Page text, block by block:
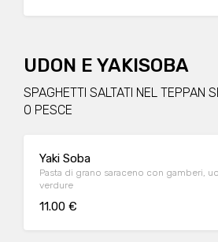
UDON E YAKISOBA
SPAGHETTI SALTATI NEL TEPPAN
O PESCE
Yaki Soba
Pasta di grano saraceno con gamberi,
verdure
11.00 €